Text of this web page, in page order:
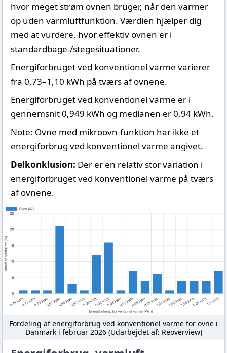
hvor meget strøm ovnen bruger, når den varmer
op uden varmluftfunktion. Værdien hjælper dig
med at vurdere, hvor effektiv ovnen er i
standardbage-/stegesituationer.
Energiforbruget ved konventionel varme varierer
fra 0,73–1,10 kWh på tværs af ovnene.
Energiforbruget ved konventionel varme er i
gennemsnit 0,949 kWh og medianen er 0,94 kWh.
Note: Ovne med mikroovn-funktion har ikke et
energiforbrug ved konventionel varme angivet.
Delkonklusion: Der er en relativ stor variation i
energiforbruget ved konventionel varme på tværs
af ovnene.
Fordeling af energiforbrug ved konventionel varme for ovne i
Danmark i februar 2026 (Udarbejdet af: Reoverview)